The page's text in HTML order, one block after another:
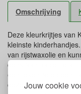
Jouw cookie
Omschrijving
Deze kleurkrijtjes van
kleinste
van rijstwaxolie en
denk aan papier,
een tekening op een
deze eenvoudig met